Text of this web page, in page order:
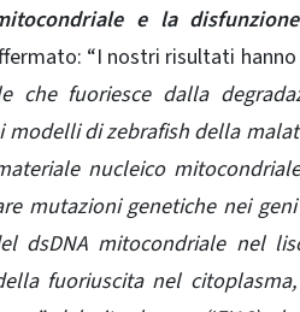
e la
“I nostri risultati
che fuoriesce dalla
di zebrafish della
nucleico
mutazioni genetiche nei
dsDNA mitocondriale nel
fuoriuscita nel